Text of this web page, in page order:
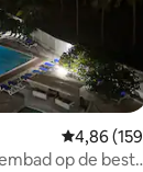
4,86
op de